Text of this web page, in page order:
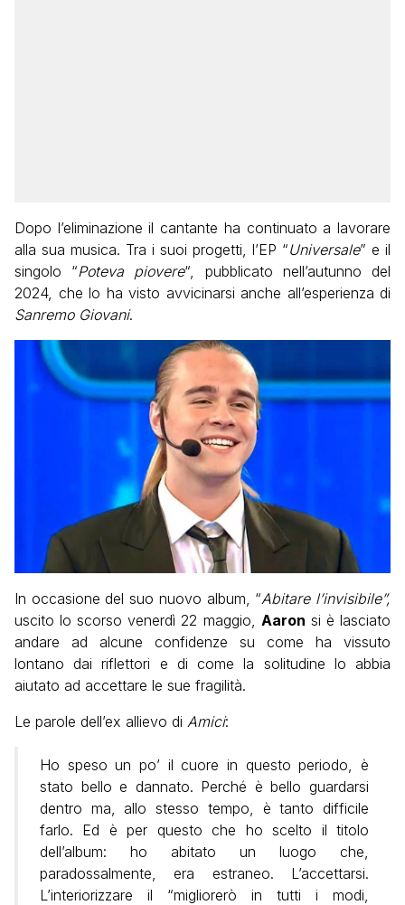
Dopo l’eliminazione il cantante ha continuato a lavorare
alla sua musica. Tra i suoi progetti, l’EP “Universale” e il
singolo “Poteva piovere“, pubblicato nell’autunno del
2024, che lo ha visto avvicinarsi anche all’esperienza di
Sanremo Giovani.
In occasione del suo nuovo album, “Abitare l’invisibile”,
uscito lo scorso venerdì 22 maggio, Aaron si è lasciato
andare ad alcune confidenze su come ha vissuto
lontano dai riflettori e di come la solitudine lo abbia
aiutato ad accettare le sue fragilità.
Le parole dell’ex allievo di Amici:
Ho speso un po’ il cuore in questo periodo, è
stato bello e dannato. Perché è bello guardarsi
dentro ma, allo stesso tempo, è tanto difficile
farlo. Ed è per questo che ho scelto il titolo
dell’album: ho abitato un luogo che,
paradossalmente, era estraneo. L’accettarsi.
L’interiorizzare il “migliorerò in tutti i modi,